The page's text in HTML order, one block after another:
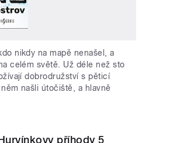
nikdy na mapě nenašel, a
celém světě. Už déle než sto
dobrodružství s pěticí
našli útočiště, a hlavně
příhody 5